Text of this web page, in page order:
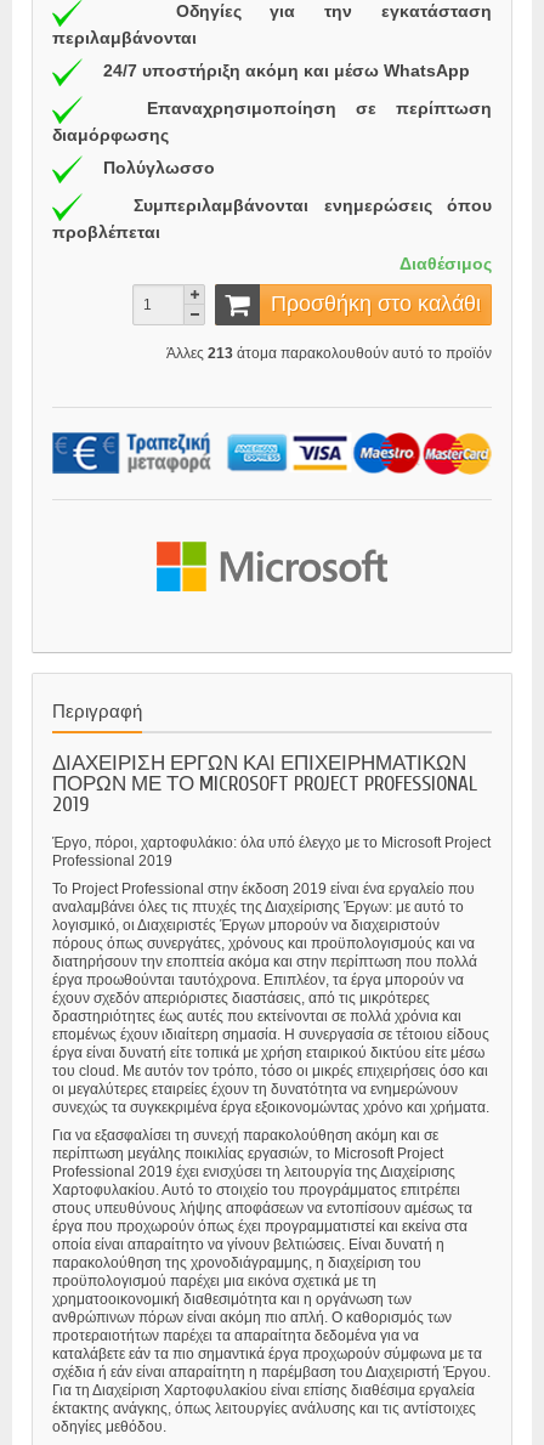
Οδηγίες για την εγκατάσταση
περιλαμβάνονται
24/7 υποστήριξη ακόμη και μέσω WhatsApp
Επαναχρησιμοποίηση σε περίπτωση
διαμόρφωσης
Πολύγλωσσο
Συμπεριλαμβάνονται ενημερώσεις όπου
προβλέπεται
Διαθέσιμος
Προσθήκη στο καλάθι
Άλλες 213 άτομα παρακολουθούν αυτό το προϊόν
Περιγραφή
ΔΙΑΧΕΙΡΙΣΗ ΕΡΓΩΝ ΚΑΙ ΕΠΙΧΕΙΡΗΜΑΤΙΚΩΝ
ΠΟΡΩΝ ΜΕ ΤΟ MICROSOFT PROJECT PROFESSIONAL
2019
Έργο, πόροι, χαρτοφυλάκιο: όλα υπό έλεγχο με το Microsoft Project
Professional 2019
Το Project Professional στην έκδοση 2019 είναι ένα εργαλείο που
αναλαμβάνει όλες τις πτυχές της Διαχείρισης Έργων: με αυτό το
λογισμικό, οι Διαχειριστές Έργων μπορούν να διαχειριστούν
πόρους όπως συνεργάτες, χρόνους και προϋπολογισμούς και να
διατηρήσουν την εποπτεία ακόμα και στην περίπτωση που πολλά
έργα προωθούνται ταυτόχρονα. Επιπλέον, τα έργα μπορούν να
έχουν σχεδόν απεριόριστες διαστάσεις, από τις μικρότερες
δραστηριότητες έως αυτές που εκτείνονται σε πολλά χρόνια και
επομένως έχουν ιδιαίτερη σημασία. Η συνεργασία σε τέτοιου είδους
έργα είναι δυνατή είτε τοπικά με χρήση εταιρικού δικτύου είτε μέσω
του cloud. Με αυτόν τον τρόπο, τόσο οι μικρές επιχειρήσεις όσο και
οι μεγαλύτερες εταιρείες έχουν τη δυνατότητα να ενημερώνουν
συνεχώς τα συγκεκριμένα έργα εξοικονομώντας χρόνο και χρήματα.
Για να εξασφαλίσει τη συνεχή παρακολούθηση ακόμη και σε
περίπτωση μεγάλης ποικιλίας εργασιών, το Microsoft Project
Professional 2019 έχει ενισχύσει τη λειτουργία της Διαχείρισης
Χαρτοφυλακίου. Αυτό το στοιχείο του προγράμματος επιτρέπει
στους υπευθύνους λήψης αποφάσεων να εντοπίσουν αμέσως τα
έργα που προχωρούν όπως έχει προγραμματιστεί και εκείνα στα
οποία είναι απαραίτητο να γίνουν βελτιώσεις. Είναι δυνατή η
παρακολούθηση της χρονοδιάγραμμης, η διαχείριση του
προϋπολογισμού παρέχει μια εικόνα σχετικά με τη
χρηματοοικονομική διαθεσιμότητα και η οργάνωση των
ανθρώπινων πόρων είναι ακόμη πιο απλή. Ο καθορισμός των
προτεραιοτήτων παρέχει τα απαραίτητα δεδομένα για να
καταλάβετε εάν τα πιο σημαντικά έργα προχωρούν σύμφωνα με τα
σχέδια ή εάν είναι απαραίτητη η παρέμβαση του Διαχειριστή Έργου.
Για τη Διαχείριση Χαρτοφυλακίου είναι επίσης διαθέσιμα εργαλεία
έκτακτης ανάγκης, όπως λειτουργίες ανάλυσης και τις αντίστοιχες
οδηγίες μεθόδου.